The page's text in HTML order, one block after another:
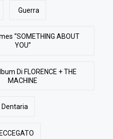
Guerra
“SOMETHING ABOUT
YOU”
Di FLORENCE + THE
MACHINE